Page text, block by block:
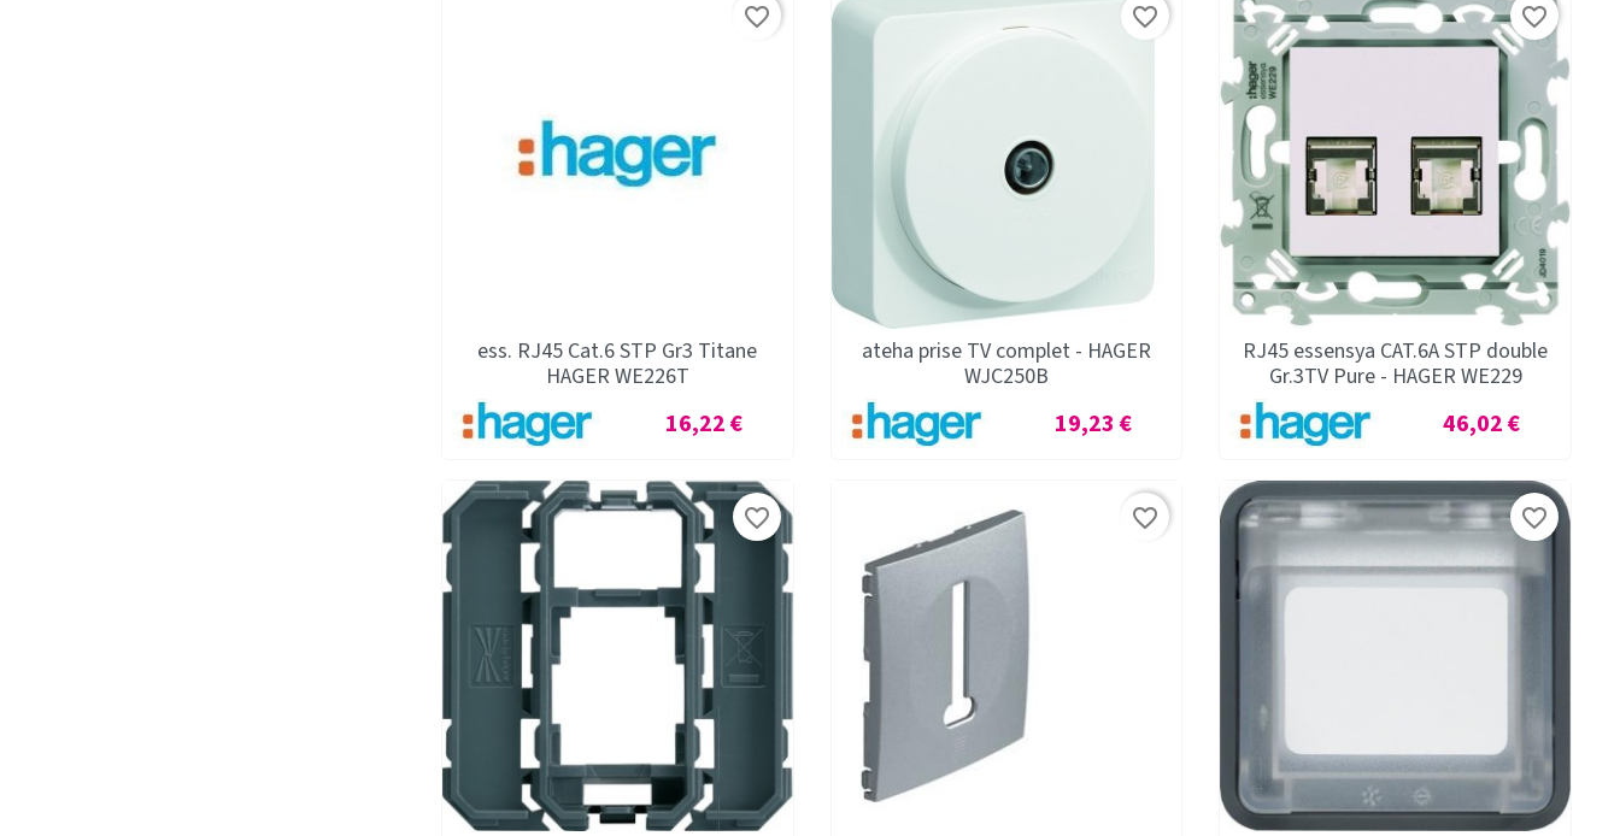
ess. RJ45 Cat.6 STP Gr3 Titane
HAGER WE226T
Prix
16,22 €
favorite_border
ateha prise TV complet - HAGER
WJC250B
Prix
19,23 €
favorite_border
RJ45 essensya CAT.6A STP double
Gr.3TV Pure - HAGER WE229
Prix
46,02 €
favorite_border
favorite_border favorite_border favorite_border